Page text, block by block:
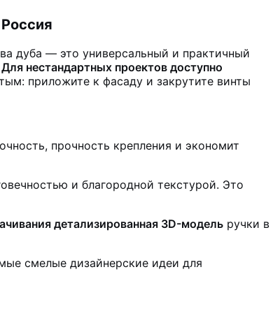
дуба — это универсальный и практичный
Для нестандартных проектов доступно
приложите к фасаду и закрутите винты
прочность крепления и экономит
и благородной текстурой. Это
детализированная 3D-модель ручки в
смелые дизайнерские идеи для